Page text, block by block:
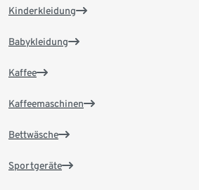
Kinderkleidung
Babykleidung
Kaffee
Kaffeemaschinen
Bettwäsche
Sportgeräte